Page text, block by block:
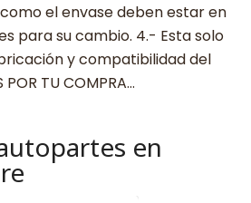
el envase deben estar en
para su cambio. 4.- Esta solo
y compatibilidad del
TU COMPRA…
en